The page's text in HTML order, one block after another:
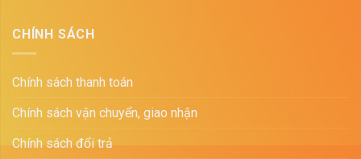
CHÍNH SÁCH
Chính sách thanh toán
Chính sách vận chuyển, giao nhận
Chính sách đổi trả